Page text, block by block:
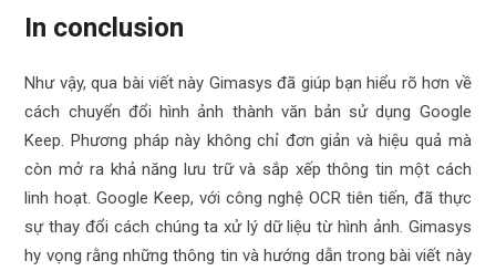
In conclusion
Như vậy, qua bài viết này Gimasys đã giúp bạn hiểu rõ hơn về
cách chuyển đổi hình ảnh thành văn bản sử dụng Google
Keep. Phương pháp này không chỉ đơn giản và hiệu quả mà
còn mở ra khả năng lưu trữ và sắp xếp thông tin một cách
linh hoạt. Google Keep, với công nghệ OCR tiên tiến, đã thực
sự thay đổi cách chúng ta xử lý dữ liệu từ hình ảnh. Gimasys
hy vọng rằng những thông tin và hướng dẫn trong bài viết này